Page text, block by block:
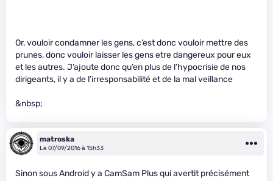
Or, vouloir condamner les gens, c’est donc vouloir mettre des
prunes, donc vouloir laisser les gens etre dangereux pour eux
et les autres. J’ajoute donc qu’en plus de l’hypocrisie de nos
dirigeants, il y a de l’irresponsabilité et de la mal veillance
&nbsp;
matroska
Le 07/09/2016 à 15h33
Sinon sous Android y a CamSam Plus qui avertit précisément